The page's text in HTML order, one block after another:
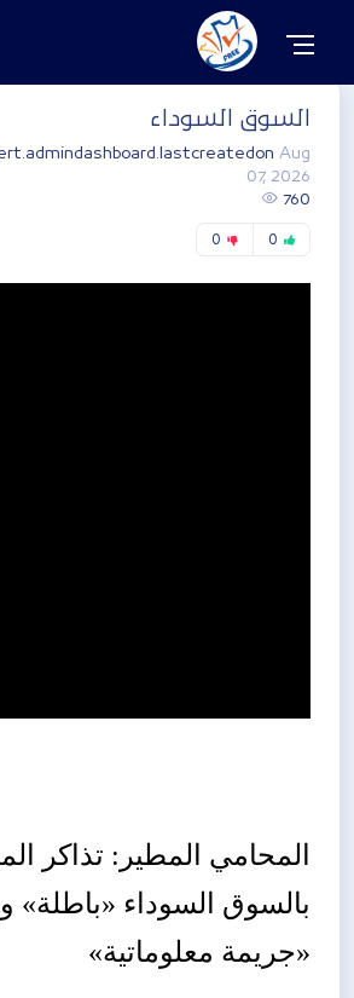
السوق السوداء
Aug
07, 2026
760
المحامي المطير: تذاكر
بالسوق السوداء «باطلة»
«جريمة معلوماتية»